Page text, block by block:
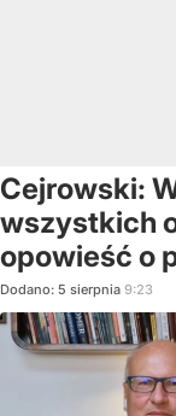
Cejrowski:
wszystkich
opowieść o
Dodano: 5 sierpnia 9:23